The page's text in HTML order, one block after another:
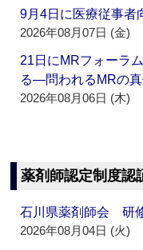
9月4日に医療従事
2026年08月07日 (金)
21日にMRフォーラ
る―問われるMRの
2026年08月06日 (木)
薬剤師認定制度認
石川県薬剤師会 研
2026年08月04日 (火)